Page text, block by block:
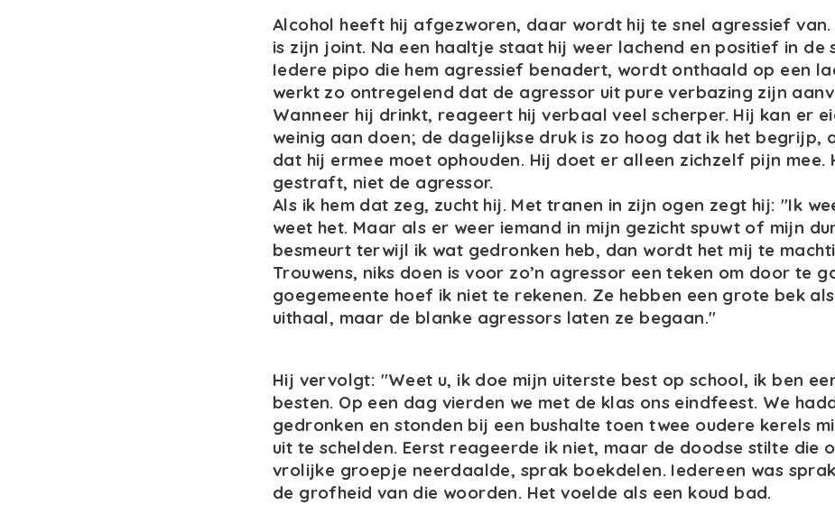
Alcohol heeft hij afgezworen, daar wordt hij te snel agressief
is zijn joint. Na een haaltje staat hij weer lachend en positief in de
Iedere pipo die hem agressief benadert, wordt onthaald op een
werkt zo ontregelend dat de agressor uit pure verbazing zijn
Wanneer hij drinkt, reageert hij verbaal veel scherper. Hij kan er
weinig aan doen; de dagelijkse druk is zo hoog dat ik het begrijp,
dat hij ermee moet ophouden. Hij doet er alleen zichzelf pijn mee.
gestraft, niet de agressor.
Als ik hem dat zeg, zucht hij. Met tranen in zijn ogen zegt hij: "Ik
weet het. Maar als er weer iemand in mijn gezicht spuwt of mijn
besmeurt terwijl ik wat gedronken heb, dan wordt het mij te
Trouwens, niks doen is voor zo’n agressor een teken om door te
goegemeente hoef ik niet te rekenen. Ze hebben een grote bek
uithaal, maar de blanke agressors laten ze begaan."
Hij vervolgt: "Weet u, ik doe mijn uiterste best op school, ik ben
besten. Op een dag vierden we met de klas ons eindfeest. We
gedronken en stonden bij een bushalte toen twee oudere kerels
uit te schelden. Eerst reageerde ik niet, maar de doodse stilte die
vrolijke groepje neerdaalde, sprak boekdelen. Iedereen was
de grofheid van die woorden. Het voelde als een koud bad.